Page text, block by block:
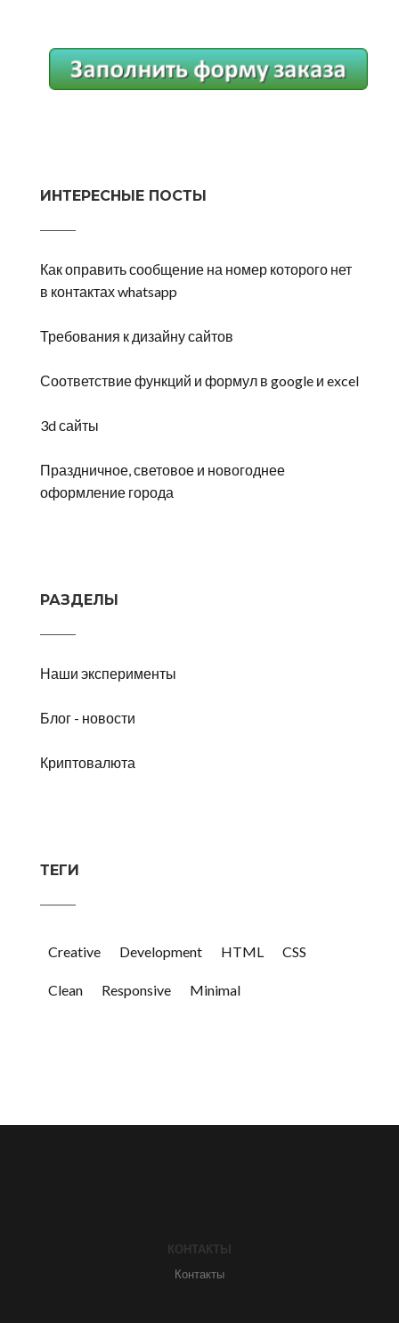
ИНТЕРЕСНЫЕ ПОСТЫ
Как оправить сообщение на номер которого нет
в контактах whatsapp
Требования к дизайну сайтов
Соответствие функций и формул в google и excel
3d сайты
Праздничное, световое и новогоднее
оформление города
РАЗДЕЛЫ
Наши эксперименты
Блог - новости
Криптовалюта
ТЕГИ
Creative Development HTML CSS
Clean Responsive Minimal
КОНТАКТЫ
Контакты